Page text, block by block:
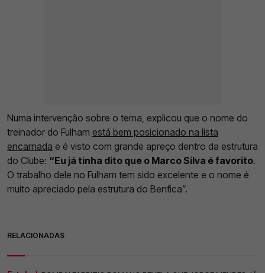
Numa intervenção sobre o tema, explicou que o nome do
treinador do Fulham está bem posicionado na lista
encarnada e é visto com grande apreço dentro da estrutura
do Clube: “Eu já tinha dito que o Marco Silva é favorito.
O trabalho dele no Fulham tem sido excelente e o nome é
muito apreciado pela estrutura do Benfica”.
RELACIONADAS